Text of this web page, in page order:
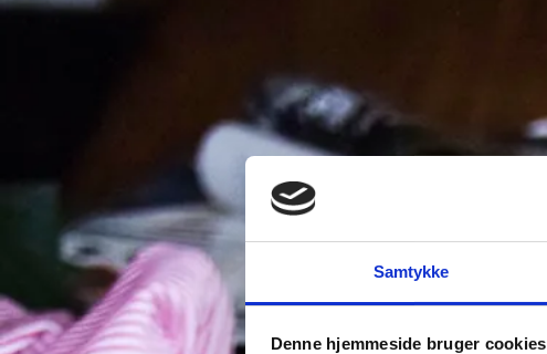
Samtykke
Denne hjemmeside bruger cookies